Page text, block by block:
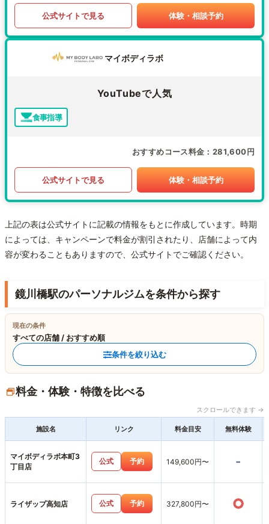
公式サイトで見る 体験・相談予約
マイボディラボ
YouTubeで人気
食事指導
おすすめコース料金 281,600円
公式サイトで見る 体験・相談予約
上記の表は公式サイトに記載の情報をもとに作成しています。時期
によっては、キャンペーンで料金が割引されたり、店舗によって内
容が変わることもありますので、公式サイトでご確認ください。
鏡川橋駅のパーソナルジムを条件から探す
現在の条件
すべての店舗 / おすすめ順
条件を絞り込む
料金・体験・特徴を比べる
スクロールできます →
施設名 リンク 料金目安 無料体験
マイボディラボ本町3
丁目店
公式 予約 149,600円〜 -
ライザップ高知店 公式 予約 327,800円〜 ○